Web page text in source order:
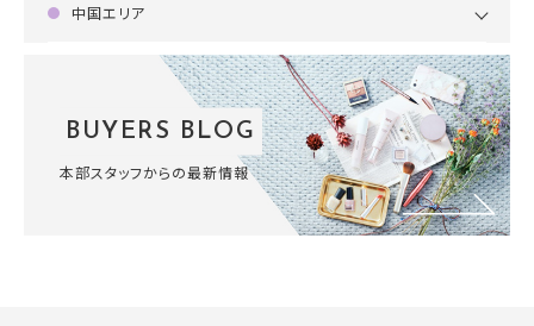
中国エリア
BUYERS BLOG
本部スタッフからの最新情報